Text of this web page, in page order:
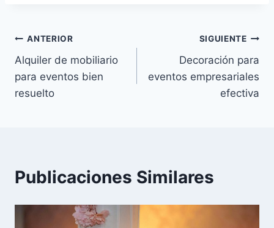
Navegación
de
entradas
ANTERIOR
Alquiler de mobiliario
para eventos bien
resuelto
SIGUIENTE
Decoración para
eventos empresariales
efectiva
Publicaciones Similares